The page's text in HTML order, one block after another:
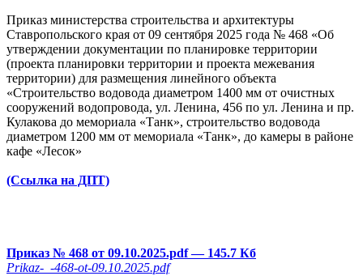
Приказ министерства строительства и архитектуры
Ставропольского края от 09 сентября 2025 года № 468 «Об
утверждении документации по планировке территории
(проекта планировки территории и проекта межевания
территории) для размещения линейного объекта
«Строительство водовода диаметром 1400 мм от очистных
сооружений водопровода, ул. Ленина, 456 по ул. Ленина и пр.
Кулакова до мемориала «Танк», строительство водовода
диаметром 1200 мм от мемориала «Танк», до камеры в районе
кафе «Лесок»
(Ссылка на ДПТ)
Приказ № 468 от 09.10.2025.pdf— 145.7 Кб
Prikaz-_-468-ot-09.10.2025.pdf